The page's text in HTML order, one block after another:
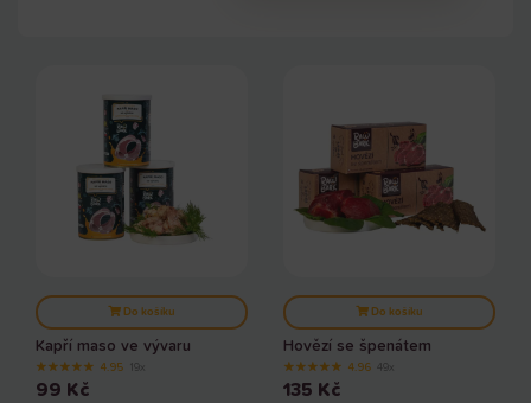
Do košíku
Kapří maso ve vývaru
★★★★★ 4.95 19x
99 Kč
Do košíku
Hovězí se špenátem
★★★★★ 4.96 49x
135 Kč